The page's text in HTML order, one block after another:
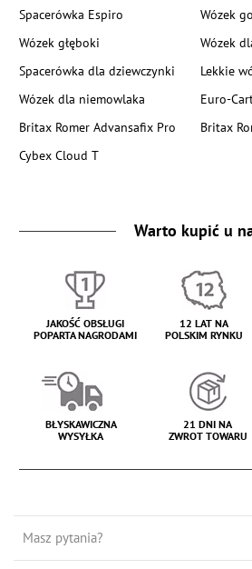
Spacerówka Espiro
Wózek
Wózek głęboki
Wózek
Spacerówka dla dziewczynki
Lekkie
Wózek dla niemowlaka
Euro-
Britax Romer Advansafix Pro
Britax
Cybex Cloud T
Warto kupić u
JAKOŚĆ OBSŁUGI
POPARTA NAGRODAMI
12 LAT NA
POLSKIM RYNKU
BŁYSKAWICZNA
WYSYŁKA
21 DNI NA
ZWROT TOWARU
Masz pytania?